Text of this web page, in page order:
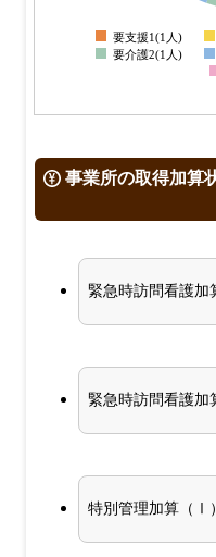
要支援1(1人)
要介護2(1人)
事業所の取得加算
緊急時訪問看護
緊急時訪問看護
特別管理加算（Ⅰ）